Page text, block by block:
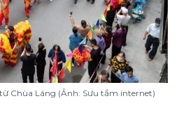
Chùa Láng (Ảnh: Sưu tầm internet)